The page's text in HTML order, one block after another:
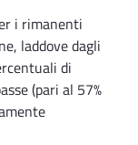
i rimanenti
laddove dagli
di
(pari al 57%